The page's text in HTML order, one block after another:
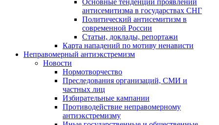
Основные тенденции проявлений
антисемитизма в государствах СНГ
Политический антисемитизм в
современной России
Статьи, доклады, репортажи
Карта нападений по мотиву ненависти
Неправомерный антиэкстремизм
Новости
Нормотворчество
Преследования организаций, СМИ и
частных лиц
Избирательные кампании
Противодействие неправомерному
антиэкстремизму